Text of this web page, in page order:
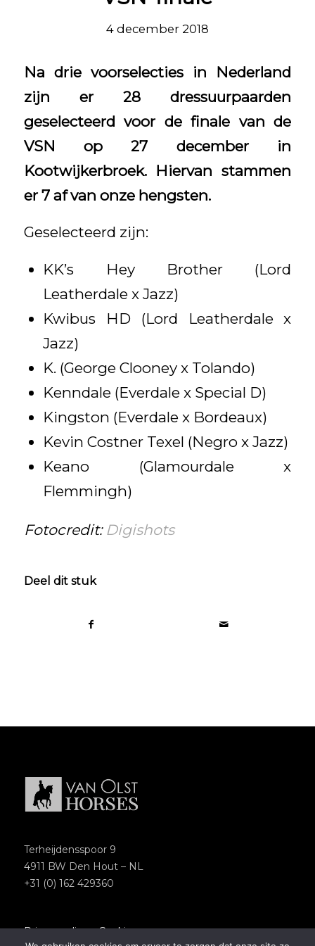
4 december 2018
Na drie voorselecties in Nederland
zijn er 28 dressuurpaarden
geselecteerd voor de finale van de
VSN op 27 december in
Kootwijkerbroek. Hiervan stammen
er 7 af van onze hengsten.
Geselecteerd zijn:
KK’s Hey Brother (Lord
Leatherdale x Jazz)
Kwibus HD (Lord Leatherdale x
Jazz)
K. (George Clooney x Tolando)
Kenndale (Everdale x Special D)
Kingston (Everdale x Bordeaux)
Kevin Costner Texel (Negro x Jazz)
Keano (Glamourdale x
Flemmingh)
Fotocredit: Digishots
Deel dit stuk
Terheijdensspoor 9
4911 BW Den Hout – NL
+31 (0) 162 429360
Privacypolicy–Cookies